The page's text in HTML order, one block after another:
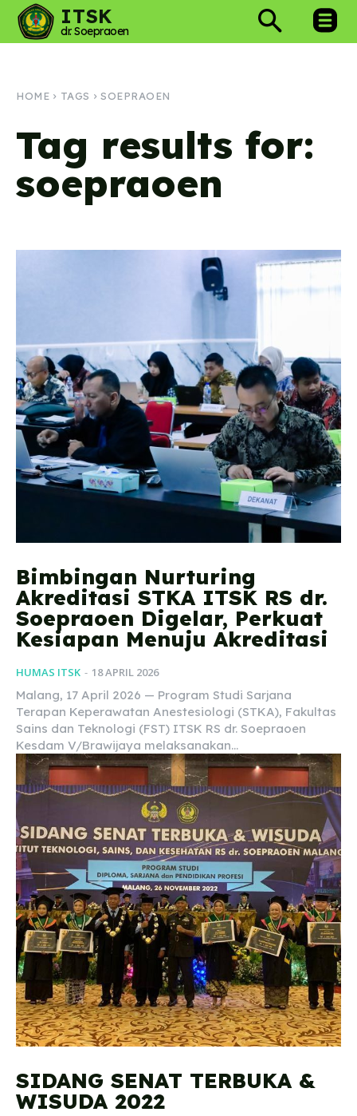
ITSK
dr. Soepraoen
HOME TAGS SOEPRAOEN
Tag results for:
soepraoen
Bimbingan Nurturing
Akreditasi STKA ITSK RS dr.
Soepraoen Digelar, Perkuat
Kesiapan Menuju Akreditasi
HUMAS ITSK - 18 APRIL 2026
Malang, 17 April 2026 — Program Studi Sarjana
Terapan Keperawatan Anestesiologi (STKA), Fakultas
Sains dan Teknologi (FST) ITSK RS dr. Soepraoen
Kesdam V/Brawijaya melaksanakan...
SIDANG SENAT TERBUKA &
WISUDA 2022